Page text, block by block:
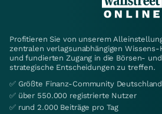
Profitieren Sie von unserem
zentralen verlagsunabhängigen
und fundierten Zugang in die Börsen-
strategische Entscheidungen zu treffen.
✅ Größte Finanz-Community
✅ über 550.000 registrierte Nutzer
✅ rund 2.000 Beiträge pro Tag